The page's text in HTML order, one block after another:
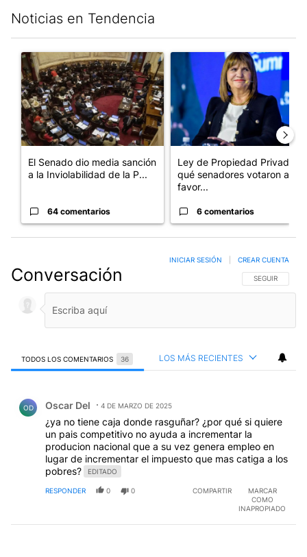
Noticias en Tendencia
Un artículo de tendencia con el título "El Senado dio media
El Senado dio media sanción
a la Inviolabilidad de la P...
64 comentarios
Un artículo de tendencia
Ley de Propiedad Privada:
qué senadores votaron a
favor...
6 comentarios
Conversación SIGA ESTA
SEGUIR
INICIAR SESIÓN CREAR CUENTA
TODOS LOS COMENTARIOS 36 LOS MÁS RECIENTES
OD Oscar Del 4 DE MARZO DE 2025
¿ya no tiene caja donde rasguñar? ¿por qué si quiere
un pais competitivo no ayuda a incrementar la
producion nacional que a su vez genera empleo en
lugar de incrementar el impuesto que mas catiga a los
pobres?
EDITADO
RESPONDER 0 0 COMPARTIR
MARCAR
COMO
INAPROPIADO